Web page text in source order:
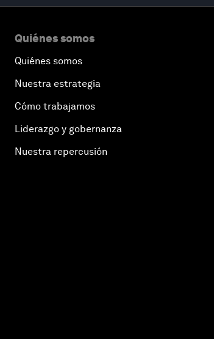
Quiénes somos
Quiénes somos
Nuestra estrategia
Cómo trabajamos
Liderazgo y gobernanza
Nuestra repercusión